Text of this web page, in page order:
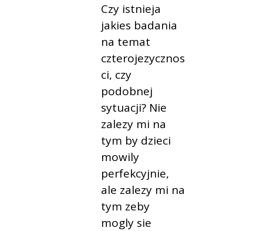
Czy istnieja
jakies badania
na temat
czterojezycznos
ci, czy
podobnej
sytuacji? Nie
zalezy mi na
tym by dzieci
mowily
perfekcyjnie,
ale zalezy mi na
tym zeby
mogly sie